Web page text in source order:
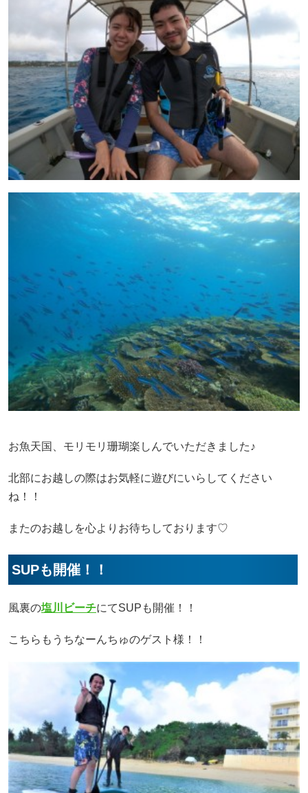
お魚天国、モリモリ珊瑚楽しんでいただきました♪
北部にお越しの際はお気軽に遊びにいらしてください
ね！！
またのお越しを心よりお待ちしております♡
SUPも開催！！
風裏の塩川ビーチにてSUPも開催！！
こちらもうちなーんちゅのゲスト様！！